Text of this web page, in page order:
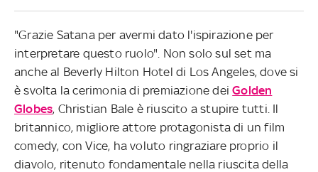
"Grazie Satana per avermi dato l'ispirazione per
interpretare questo ruolo". Non solo sul set ma
anche al Beverly Hilton Hotel di Los Angeles, dove si
è svolta la cerimonia di premiazione deiGolden
Globes, Christian Bale è riuscito a stupire tutti. Il
britannico, migliore attore protagonista di un film
comedy, con Vice, ha voluto ringraziare proprio il
diavolo, ritenuto fondamentale nella riuscita della